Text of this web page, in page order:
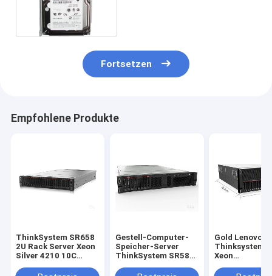
Fortsetzen
Empfohlene Produkte
ThinkSystem SR658
2U Rack Server Xeon
Silver 4210 10C
Steckplätze
Gestell-Computer-
Speicher-Server
ThinkSystem SR588
Gold Lenovo
Thinksystem
Xeon
+ 960GB*2